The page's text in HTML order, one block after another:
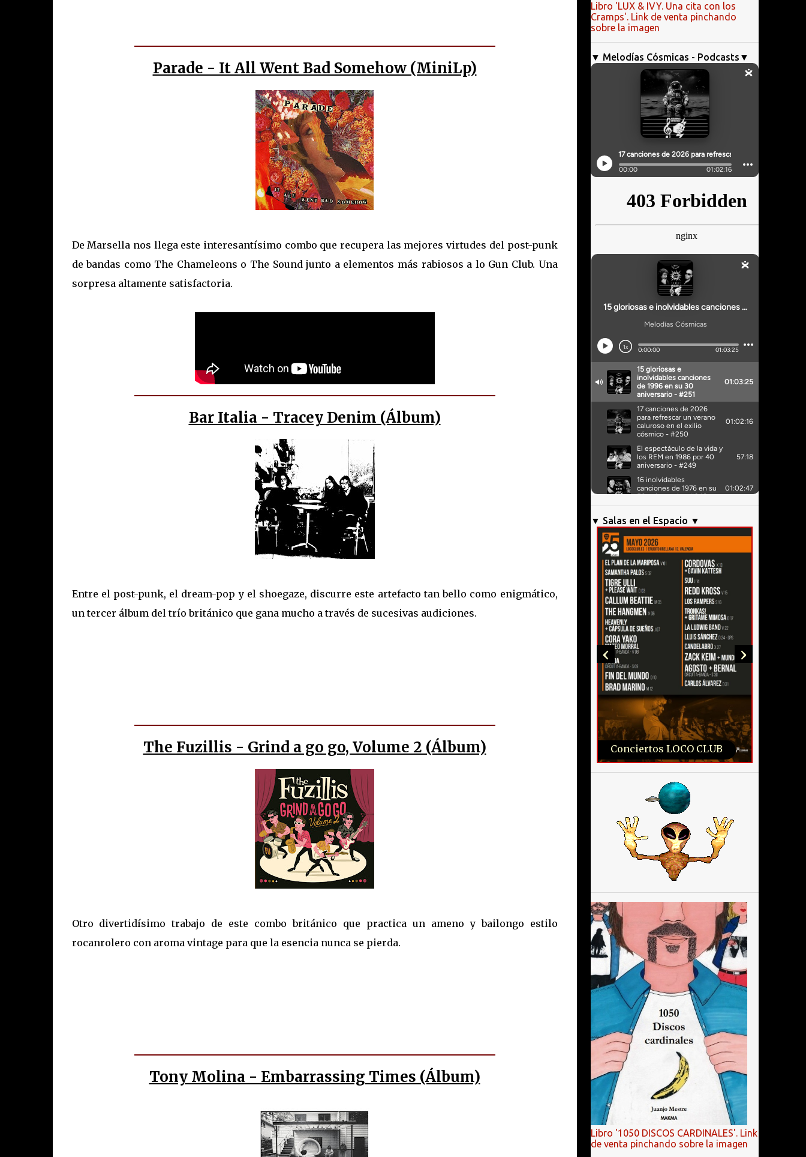
Parade - It All Went Bad Somehow (MiniLp)
De Marsella nos llega este interesantísimo combo que recupera las mejores virtudes del post-punk
de bandas como The Chameleons o The Sound junto a elementos más rabiosos a lo Gun Club. Una
sorpresa altamente satisfactoria.
Bar Italia - Tracey Denim (Álbum)
Entre el post-punk, el dream-pop y el shoegaze, discurre este artefacto tan bello como enigmático,
un tercer álbum del trío británico que gana mucho a través de sucesivas audiciones.
The Fuzillis - Grind a go go, Volume 2 (Álbum)
Otro divertidísimo trabajo de este combo británico que practica un ameno y bailongo estilo
rocanrolero con aroma vintage para que la esencia nunca se pierda.
Tony Molina - Embarrassing Times (Álbum)
Libro 'LUX & IVY. Una cita con los
Cramps'. Link de venta pinchando
sobre la imagen
▼ Melodías Cósmicas - Podcasts▼
▼ Salas en el Espacio ▼
Conciertos LOCO CLUB
›
‹
Libro '1050 DISCOS CARDINALES'. Link
de venta pinchando sobre la imagen